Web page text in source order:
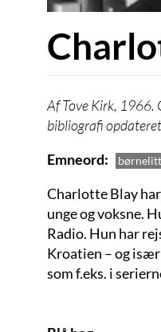
Tove Kirk, 1966.
bibliografi
Emneord
Charlotte Blay
unge og voksne.
Radio. Hun har
Kroatien – og
som f.eks. i